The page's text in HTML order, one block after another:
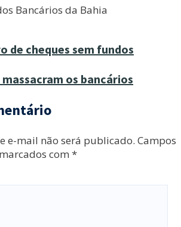
Bancários da Bahia
de cheques sem fundos
os bancários
e-mail não será publicado. Campos
com *